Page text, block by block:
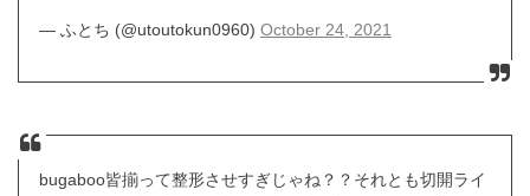
— ふとち (@utoutokun0960) October 24, 2021
bugaboo皆揃って整形させすぎじゃね？？それとも切開ライ